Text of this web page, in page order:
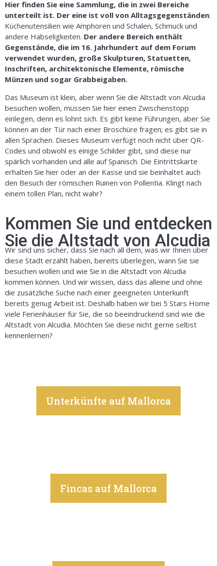
Hier finden Sie eine Sammlung, die in zwei Bereiche
unterteilt ist. Der eine ist voll von Alltagsgegenständen:
Küchenutensilien wie Amphoren und Schalen, Schmuck und
andere Habseligkeiten. Der andere Bereich enthält
Gegenstände, die im 16. Jahrhundert auf dem Forum
verwendet wurden, große Skulpturen, Statuetten,
Inschriften, architektonische Elemente, römische
Münzen und sogar Grabbeigaben.
Das Museum ist klein, aber wenn Sie die Altstadt von Alcudia
besuchen wollen, müssen Sie hier einen Zwischenstopp
einlegen, denn es lohnt sich. Es gibt keine Führungen, aber Sie
können an der Tür nach einer Broschüre fragen; es gibt sie in
allen Sprachen. Dieses Museum verfügt noch nicht über QR-
Codes und obwohl es einige Schilder gibt, sind diese nur
spärlich vorhanden und alle auf Spanisch. Die Eintrittskarte
erhalten Sie hier oder an der Kasse und sie beinhaltet auch
den Besuch der römischen Ruinen von Pollentia. Klingt nach
einem tollen Plan, nicht wahr?
Kommen Sie und entdecken
Sie die Altstadt von Alcudia
Wir sind uns sicher, dass Sie nach all dem, was wir Ihnen über
diese Stadt erzählt haben, bereits überlegen, wann Sie sie
besuchen wollen und wie Sie in die Altstadt von Alcudia
kommen können. Und wir wissen, dass das alleine und ohne
die zusätzliche Suche nach einer geeigneten Unterkunft
bereits genug Arbeit ist. Deshalb haben wir bei 5 Stars Home
viele Ferienhäuser für Sie, die so beeindruckend sind wie die
Altstadt von Alcudia. Möchten Sie diese nicht gerne selbst
kennenlernen?
Unterkünfte auf Mallorca
Fincas auf Mallorca